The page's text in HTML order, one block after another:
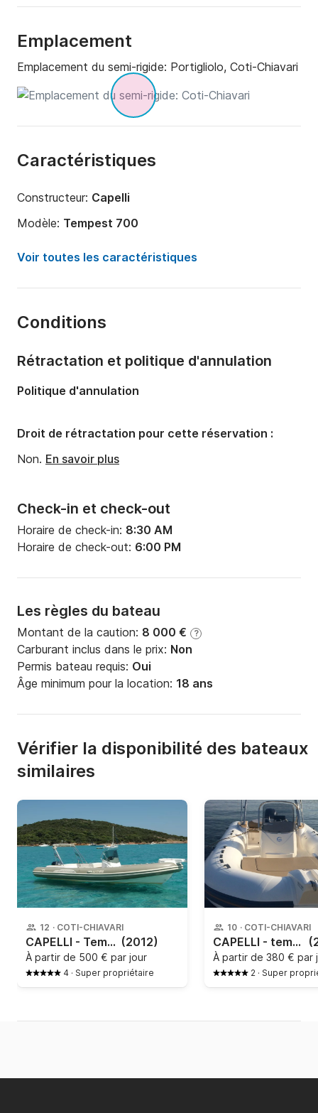
Emplacement
Emplacement du semi-rigide: Portigliolo, Coti-Chiavari
Caractéristiques
Constructeur: Capelli
Modèle: Tempest 700
Puissance moteur:
200cv
Capacité à bord:
Voir toutes les caractéristiques
Conditions
Check-in et check-out
Horaire de check-in: 8:30 AM
Horaire de check-out: 6:00 PM
Les règles du bateau
Montant de la caution: 8 000 € ?
Carburant inclus dans le prix: Non
Permis bateau requis: Oui
Âge minimum pour la location: 18 ans
Rétractation et politique d'annulation
Politique d'annulation
Droit de rétractation pour cette réservation :
Non. En savoir plus
Vérifier la disponibilité des bateaux
similaires
12 · COTI-CHIAVARI
CAPELLI - Tempest 770 (2012)
À partir de 500 € par jour
4 · Super propriétaire
10 · COTI-CHIAVARI
CAPELLI - tempest 650
À partir de 380 € par
2 · Super